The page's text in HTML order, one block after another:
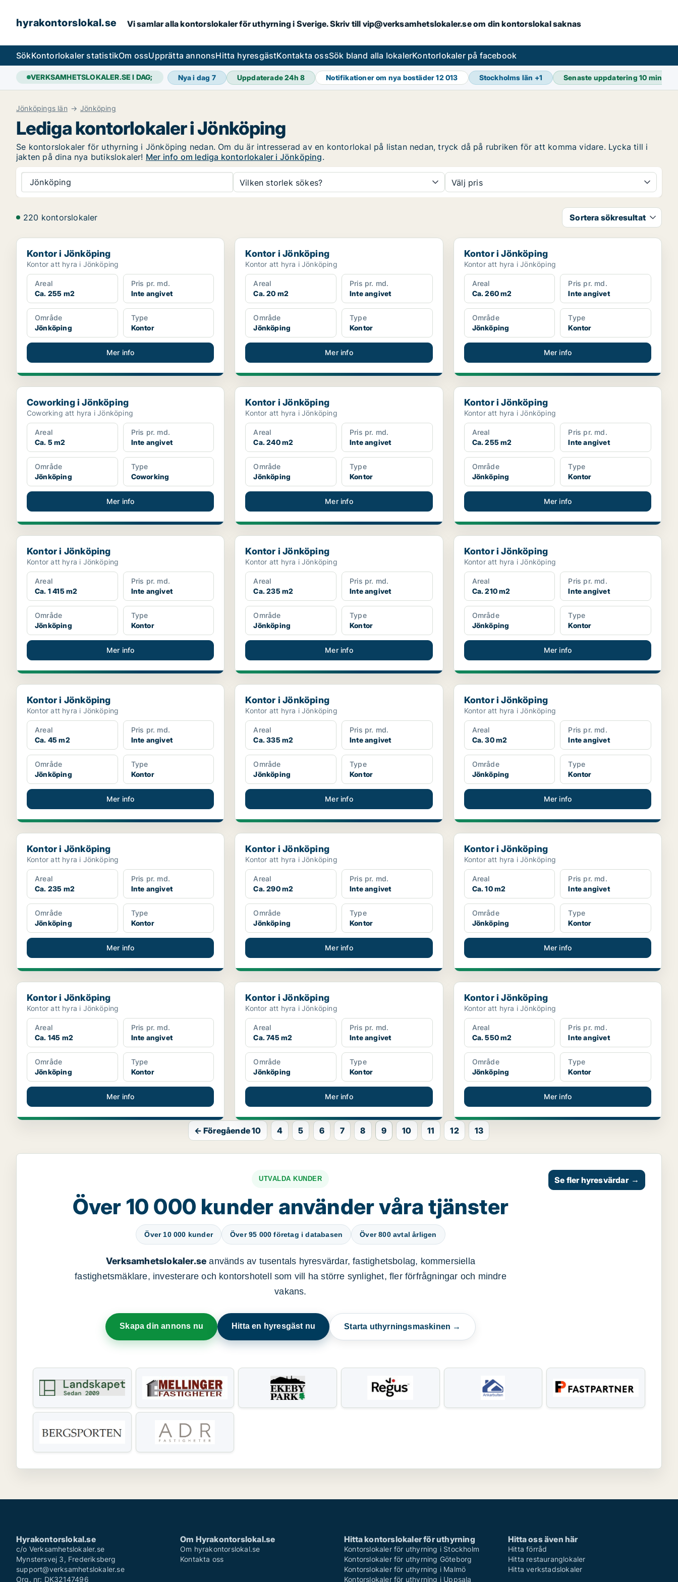
hyrakontorslokal.se Vi samlar alla kontorslokaler för uthyrning i Sverige. Skriv till vip@verksamhetslokaler.se om din kontorslokal saknas
SökKontorlokaler statistikOm ossUpprätta annonsHitta hyresgästKontakta ossSök bland alla lokalerKontorlokaler på facebook
VERKSAMHETSLOKALER.SE I DAG; Nya i dag 7 Uppdaterade 24h8 Notifikationer om nya bostäder12 013 Stockholms län +1 Senaste uppdatering10 min
Jönköpings län Jönköping
Lediga kontorlokaler i Jönköping
Se kontorslokaler för uthyrning i Jönköping nedan. Om du är intresserad av en kontorlokal på listan nedan, tryck då på rubriken för att komma vidare. Lycka till i
jakten på dina nya butikslokaler! Mer info om lediga kontorlokaler i Jönköping.
Jönköping Vilken storlek sökes? Välj pris
220 kontorslokaler Sortera sökresultat
Kontor i Jönköping
Kontor i Jönköping
Kontor att hyra i Jönköping
Areal
Ca. 255 m2
Pris pr. md.
Inte angivet
Område
Jönköping
Type
Kontor
Mer info
Kontor i Jönköping
Kontor i Jönköping
Kontor att hyra i Jönköping
Areal
Ca. 20 m2
Pris pr. md.
Inte angivet
Område
Jönköping
Type
Kontor
Mer info
Kontor i Jönköping
Kontor i Jönköping
Kontor att hyra i Jönköping
Areal
Ca. 260 m2
Pris pr. md.
Inte angivet
Område
Jönköping
Type
Kontor
Mer info
Coworking i Jönköping
Coworking i Jönköping
Coworking att hyra i Jönköping
Areal
Ca. 5 m2
Pris pr. md.
Inte angivet
Område
Jönköping
Type
Coworking
Mer info
Kontor i Jönköping
Kontor i Jönköping
Kontor att hyra i Jönköping
Areal
Ca. 240 m2
Pris pr. md.
Inte angivet
Område
Jönköping
Type
Kontor
Mer info
Kontor i Jönköping
Kontor i Jönköping
Kontor att hyra i Jönköping
Areal
Ca. 255 m2
Pris pr. md.
Inte angivet
Område
Jönköping
Type
Kontor
Mer info
Kontor i Jönköping
Kontor i Jönköping
Kontor att hyra i Jönköping
Areal
Ca. 1 415 m2
Pris pr. md.
Inte angivet
Område
Jönköping
Type
Kontor
Mer info
Kontor i Jönköping
Kontor i Jönköping
Kontor att hyra i Jönköping
Areal
Ca. 235 m2
Pris pr. md.
Inte angivet
Område
Jönköping
Type
Kontor
Mer info
Kontor i Jönköping
Kontor i Jönköping
Kontor att hyra i Jönköping
Areal
Ca. 210 m2
Pris pr. md.
Inte angivet
Område
Jönköping
Type
Kontor
Mer info
Kontor i Jönköping
Kontor i Jönköping
Kontor att hyra i Jönköping
Areal
Ca. 45 m2
Pris pr. md.
Inte angivet
Område
Jönköping
Type
Kontor
Mer info
Kontor i Jönköping
Kontor i Jönköping
Kontor att hyra i Jönköping
Areal
Ca. 335 m2
Pris pr. md.
Inte angivet
Område
Jönköping
Type
Kontor
Mer info
Kontor i Jönköping
Kontor i Jönköping
Kontor att hyra i Jönköping
Areal
Ca. 30 m2
Pris pr. md.
Inte angivet
Område
Jönköping
Type
Kontor
Mer info
Kontor i Jönköping
Kontor i Jönköping
Kontor att hyra i Jönköping
Areal
Ca. 235 m2
Pris pr. md.
Inte angivet
Område
Jönköping
Type
Kontor
Mer info
Kontor i Jönköping
Kontor i Jönköping
Kontor att hyra i Jönköping
Areal
Ca. 290 m2
Pris pr. md.
Inte angivet
Område
Jönköping
Type
Kontor
Mer info
Kontor i Jönköping
Kontor i Jönköping
Kontor att hyra i Jönköping
Areal
Ca. 10 m2
Pris pr. md.
Inte angivet
Område
Jönköping
Type
Kontor
Mer info
Kontor i Jönköping
Kontor i Jönköping
Kontor att hyra i Jönköping
Areal
Ca. 145 m2
Pris pr. md.
Inte angivet
Område
Jönköping
Type
Kontor
Mer info
Kontor i Jönköping
Kontor i Jönköping
Kontor att hyra i Jönköping
Areal
Ca. 745 m2
Pris pr. md.
Inte angivet
Område
Jönköping
Type
Kontor
Mer info
Kontor i Jönköping
Kontor i Jönköping
Kontor att hyra i Jönköping
Areal
Ca. 550 m2
Pris pr. md.
Inte angivet
Område
Jönköping
Type
Kontor
Mer info
← Föregående 10 4 5 6 7 8 9 10 11 12 13
UTVALDA KUNDER
Över 10 000 kunder använder våra tjänster
Över 10 000 kunder Över 95 000 företag i databasen Över 800 avtal årligen
Verksamhetslokaler.se används av tusentals hyresvärdar, fastighetsbolag, kommersiella
fastighetsmäklare, investerare och kontorshotell som vill ha större synlighet, fler förfrågningar och mindre
vakans.
Skapa din annons nu Hitta en hyresgäst nu Starta uthyrningsmaskinen →
Se fler hyresvärdar →
Hyrakontorslokal.se
c/o Verksamhetslokaler.se
Mynstersvej 3, Frederiksberg
support@verksamhetslokaler.se
Org. nr: DK32147496
Om Hyrakontorslokal.se
Om hyrakontorslokal.se
Kontakta oss
Hitta kontorslokaler för uthyrning
Kontorslokaler för uthyrning i Stockholm
Kontorslokaler för uthyrning Göteborg
Kontorslokaler för uthyrning i Malmö
Kontorslokaler för uthyrning i Uppsala
Hitta oss även här
Hitta förråd
Hitta restauranglokaler
Hitta verkstadslokaler